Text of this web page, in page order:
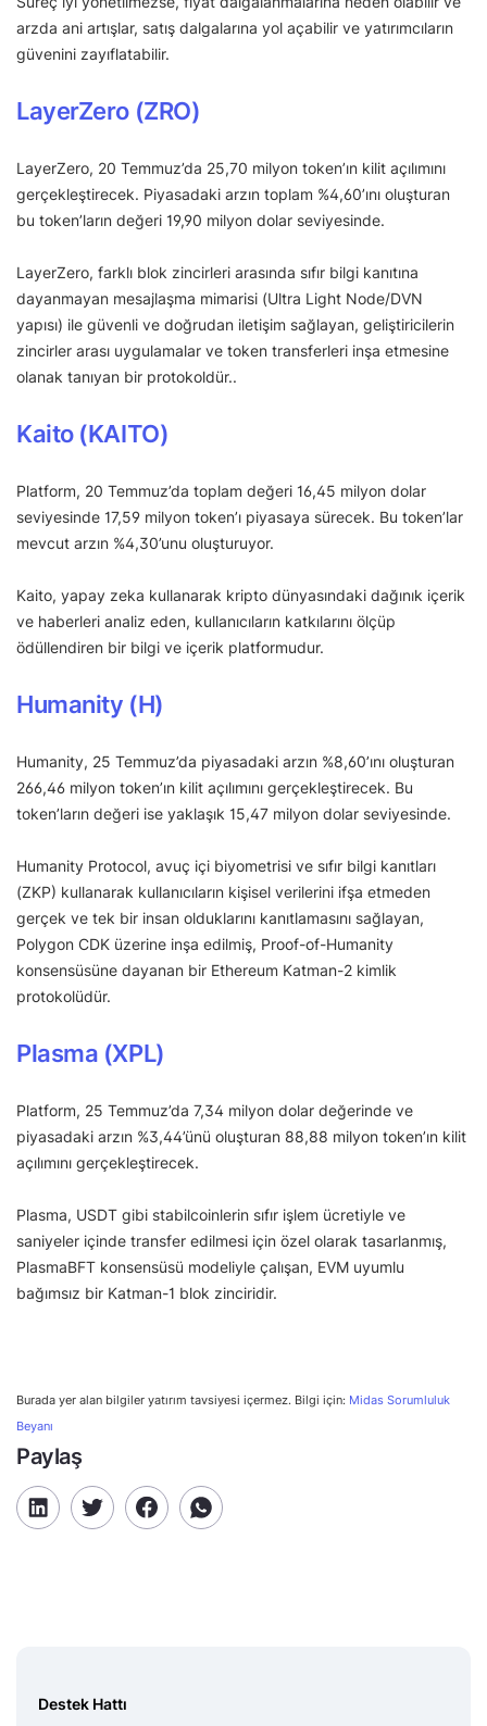
arzda ani artışlar, satış dalgalarına yol açabilir ve yatırımcıların
güvenini zayıflatabilir.
LayerZero (ZRO)
LayerZero, 20 Temmuz’da 25,70 milyon token’ın kilit açılımını
gerçekleştirecek. Piyasadaki arzın toplam %4,60’ını oluşturan
bu token’ların değeri 19,90 milyon dolar seviyesinde.
LayerZero, farklı blok zincirleri arasında sıfır bilgi kanıtına
dayanmayan mesajlaşma mimarisi (Ultra Light Node/DVN
yapısı) ile güvenli ve doğrudan iletişim sağlayan, geliştiricilerin
zincirler arası uygulamalar ve token transferleri inşa etmesine
olanak tanıyan bir protokoldür..
Kaito (KAITO)
Platform, 20 Temmuz’da toplam değeri 16,45 milyon dolar
seviyesinde 17,59 milyon token’ı piyasaya sürecek. Bu token’lar
mevcut arzın %4,30’unu oluşturuyor.
Kaito, yapay zeka kullanarak kripto dünyasındaki dağınık içerik
ve haberleri analiz eden, kullanıcıların katkılarını ölçüp
ödüllendiren bir bilgi ve içerik platformudur.
Humanity (H)
Humanity, 25 Temmuz’da piyasadaki arzın %8,60’ını oluşturan
266,46 milyon token’ın kilit açılımını gerçekleştirecek. Bu
token’ların değeri ise yaklaşık 15,47 milyon dolar seviyesinde.
Humanity Protocol, avuç içi biyometrisi ve sıfır bilgi kanıtları
(ZKP) kullanarak kullanıcıların kişisel verilerini ifşa etmeden
gerçek ve tek bir insan olduklarını kanıtlamasını sağlayan,
Polygon CDK üzerine inşa edilmiş, Proof-of-Humanity
konsensüsüne dayanan bir Ethereum Katman-2 kimlik
protokolüdür.
Plasma (XPL)
Platform, 25 Temmuz’da 7,34 milyon dolar değerinde ve
piyasadaki arzın %3,44’ünü oluşturan 88,88 milyon token’ın kilit
açılımını gerçekleştirecek.
Plasma, USDT gibi stabilcoinlerin sıfır işlem ücretiyle ve
saniyeler içinde transfer edilmesi için özel olarak tasarlanmış,
PlasmaBFT konsensüsü modeliyle çalışan, EVM uyumlu
bağımsız bir Katman-1 blok zinciridir.
Burada yer alan bilgiler yatırım tavsiyesi içermez. Bilgi için: Midas Sorumluluk
Beyanı
Paylaş
Destek Hattı